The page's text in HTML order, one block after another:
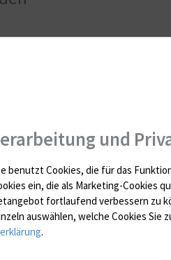
auf, sollte es bei der Blut-/
In diesem Fall steht Ihnen
ist im präanalytisch akzeptablen
können Sie die Analytik per Fax
und
benutzt Cookies, die für das
ein, die als Marketing-Cookies
fortlaufend verbessern zu
auswählen, welche Cookies
.